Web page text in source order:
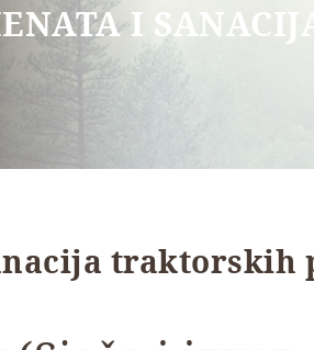
I
traktorskih